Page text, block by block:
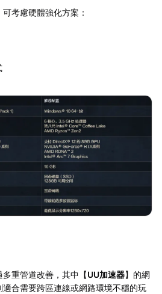
考慮硬體強化方案：
重管道改善，其中【UU加速器】的網
合需要跨區連線或網路環境不穩的玩